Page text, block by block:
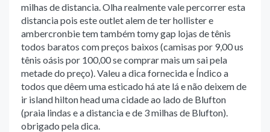
milhas de distancia. Olha realmente vale percorrer esta
distancia pois este outlet alem de ter hollister e
ambercronbie tem também tomy gap lojas de tênis
todos baratos com preços baixos (camisas por 9,00 us
tênis oásis por 100,00 se comprar mais um sai pela
metade do preço). Valeu a dica fornecida e Índico a
todos que dêem uma esticado há ate lá e não deixem de
ir island hilton head uma cidade ao lado de Blufton
(praia lindas e a distancia e de 3 milhas de Blufton).
obrigado pela dica.